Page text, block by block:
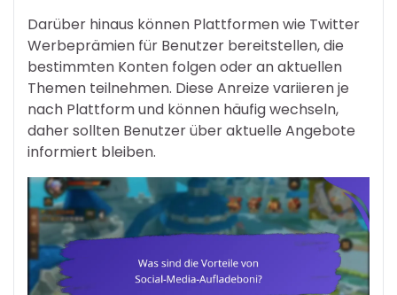
Darüber hinaus können Plattformen wie Twitter
Werbeprämien für Benutzer bereitstellen, die
bestimmten Konten folgen oder an aktuellen
Themen teilnehmen. Diese Anreize variieren je
nach Plattform und können häufig wechseln,
daher sollten Benutzer über aktuelle Angebote
informiert bleiben.